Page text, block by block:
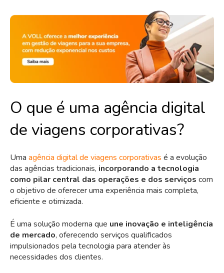
O que é uma agência digital
de viagens corporativas?
Uma agência digital de viagens corporativas é a evolução
das agências tradicionais, incorporando a tecnologia
como pilar central das operações e dos serviços com
o objetivo de oferecer uma experiência mais completa,
eficiente e otimizada.
É uma solução moderna que une inovação e inteligência
de mercado, oferecendo serviços qualificados
impulsionados pela tecnologia para atender às
necessidades dos clientes.